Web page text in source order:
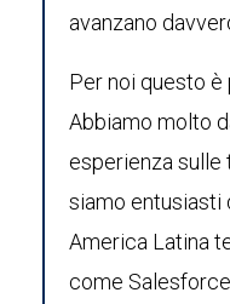
avanzano
Per noi questo
Abbiamo molto
esperienza
siamo entusiasti
America Latina
come